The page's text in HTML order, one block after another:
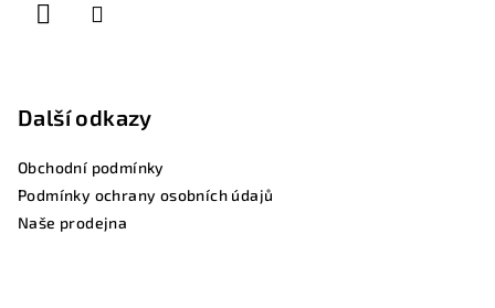
Další odkazy
Obchodní podmínky
Podmínky ochrany osobních údajů
Naše prodejna